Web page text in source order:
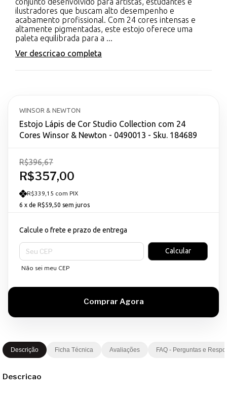
ilustradores que buscam alto desempenho e
acabamento profissional. Com 24 cores intensas e
altamente pigmentadas, este estojo oferece uma
paleta equilibrada para a ...
Ver descricao completa
WINSOR & NEWTON
Estojo Lápis de Cor Studio Collection com 24
Cores Winsor & Newton - 0490013 - Sku. 184689
R$357,00
R$396,67
R$339,15 com PIX
6 x de R$59,50 sem juros
Calcule o frete e prazo de entrega
Entregas para o CEP:
Calcular
Não sei meu CEP
Descrição Ficha Técnica Avaliações FAQ - Perguntas e
Descricao